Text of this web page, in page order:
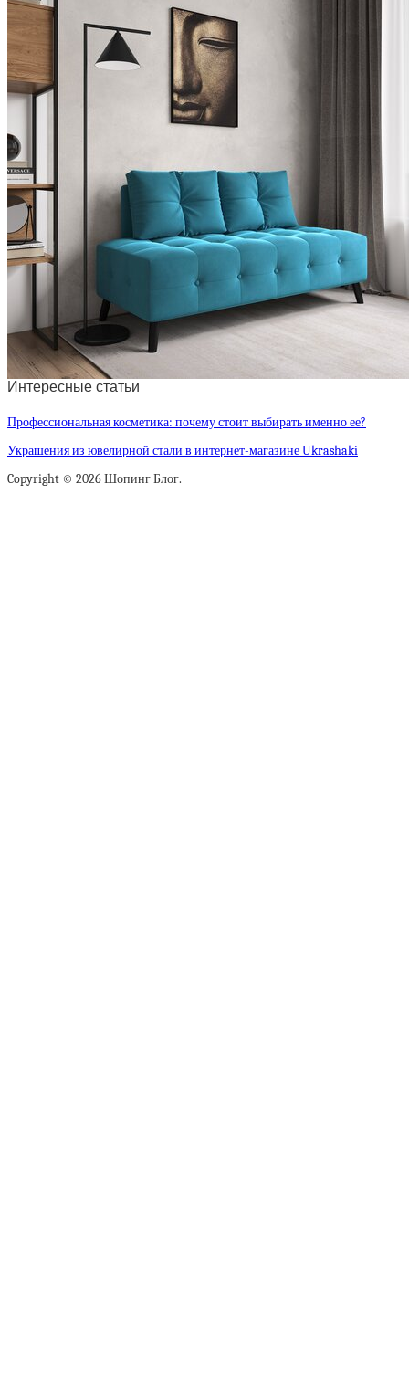
Интересные статьи
Профессиональная косметика: почему стоит выбирать именно ее?
Украшения из ювелирной стали в интернет-магазине Ukrashaki
Copyright © 2026 Шопинг Блог.